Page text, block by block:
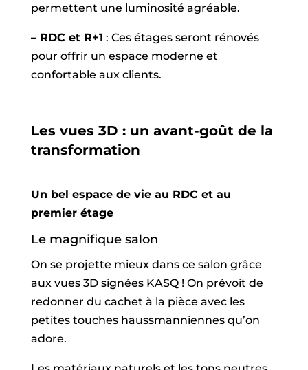
permettent une luminosité agréable.
– RDC et R+1 : Ces étages seront rénovés
pour offrir un espace moderne et
confortable aux clients.
Les vues 3D : un avant-goût de la
transformation
Un bel espace de vie au RDC et au
premier étage
Le magnifique salon
On se projette mieux dans ce salon grâce
aux vues 3D signées KASQ ! On prévoit de
redonner du cachet à la pièce avec les
petites touches haussmanniennes qu’on
adore.